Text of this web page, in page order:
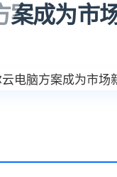
成为市